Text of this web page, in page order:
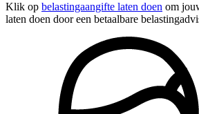
Klik op belastingaangifte laten doen om
laten doen door een betaalbare